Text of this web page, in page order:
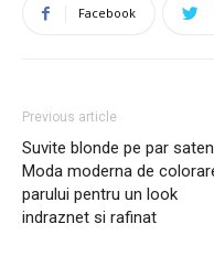
Facebook
Previous article
Suvite blonde pe par
Moda moderna de
parului pentru un look
indraznet si rafinat